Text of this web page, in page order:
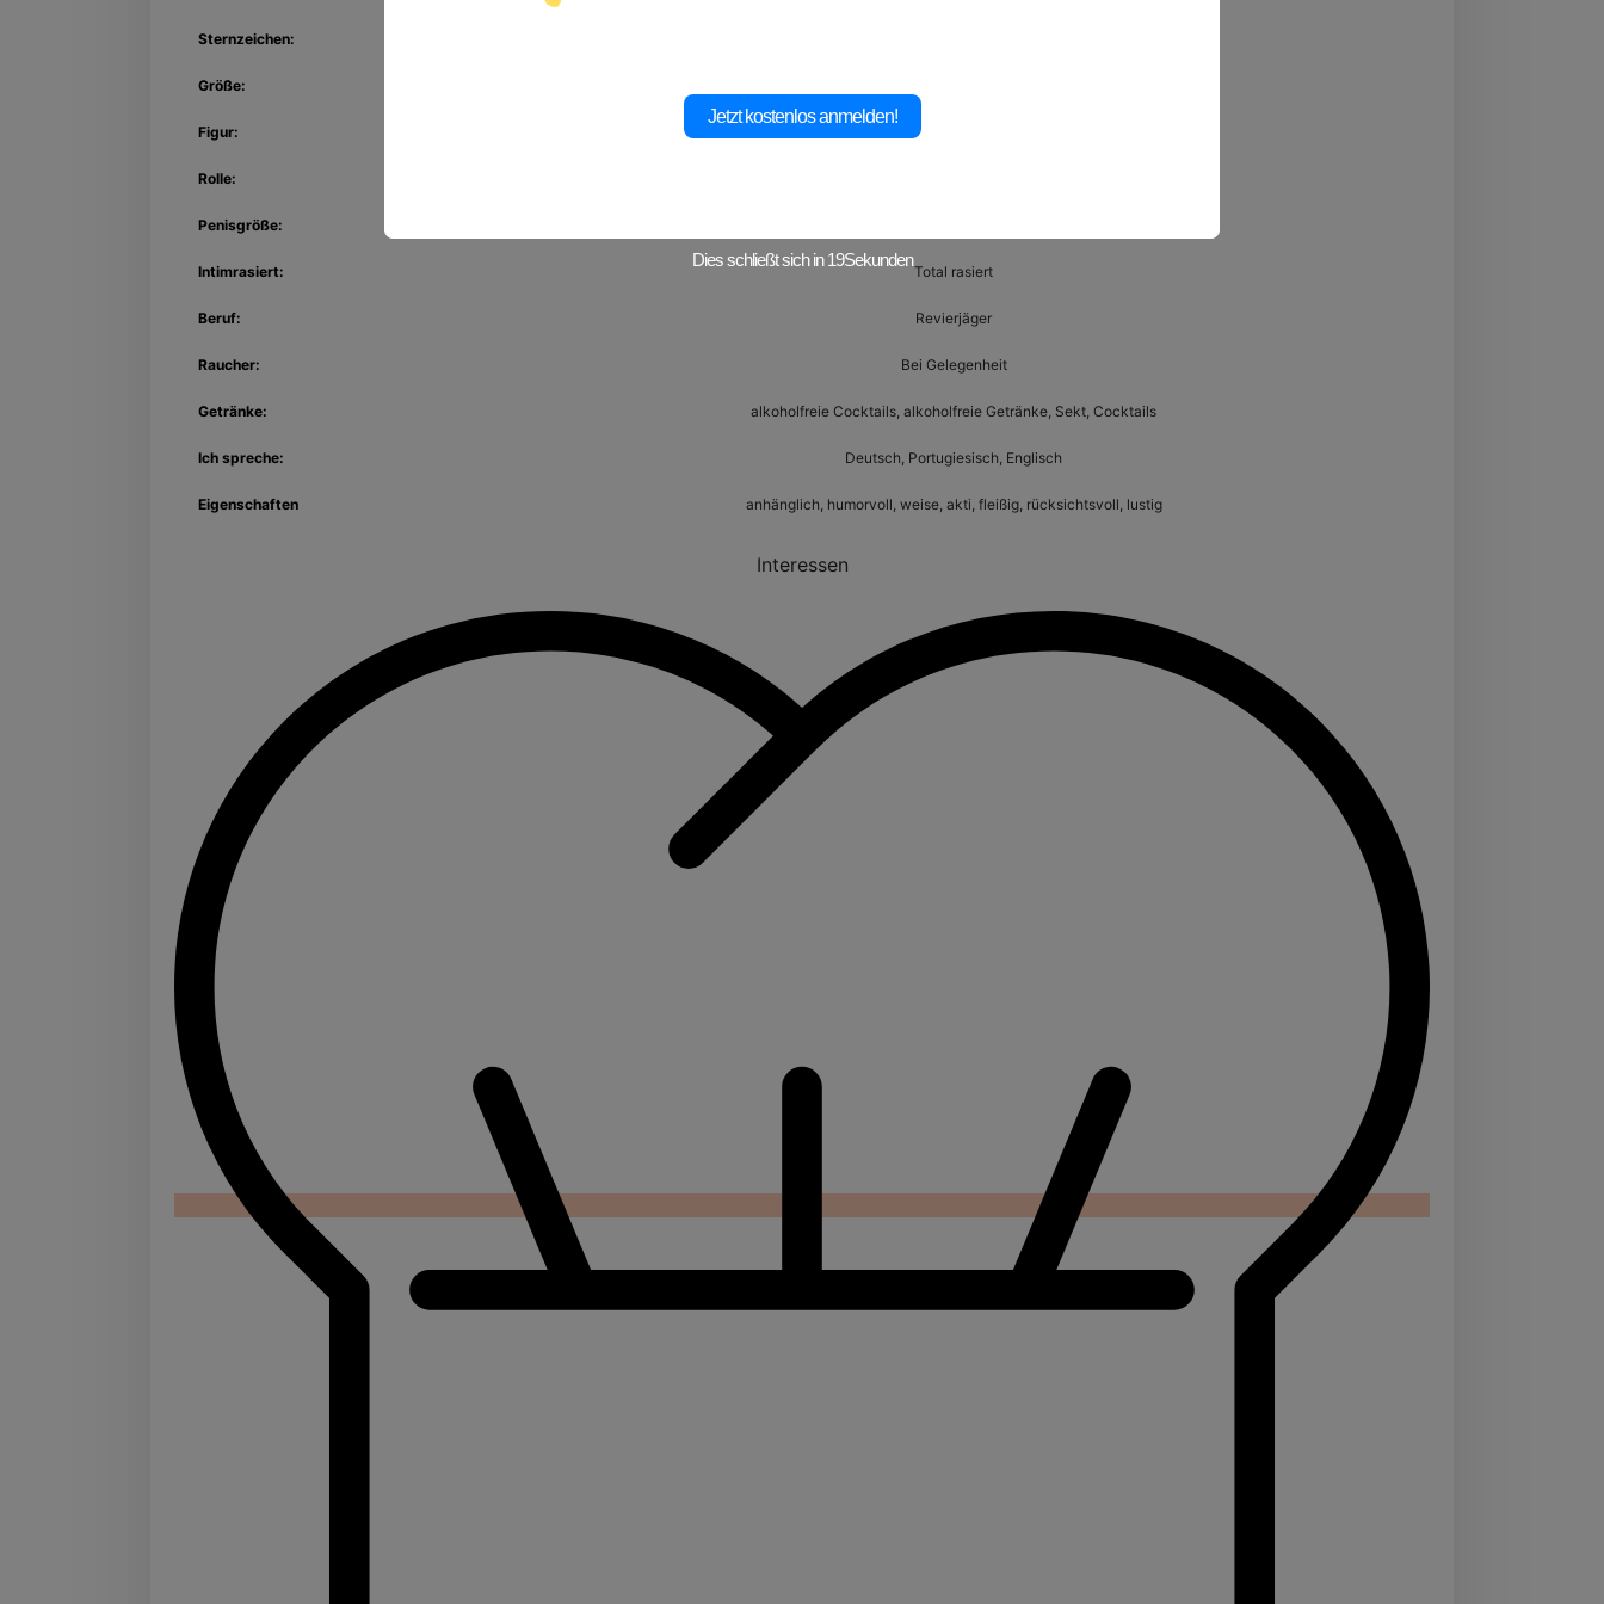
Sternzeichen:
Größe:
Figur: Normal gebaut
Rolle:
Penisgröße:
Intimrasiert: Total rasiert
Beruf: Revierjäger
Raucher: Bei Gelegenheit
Getränke: alkoholfreie Cocktails, alkoholfreie Getränke, Sekt, Cocktails
Ich spreche: Deutsch, Portugiesisch, Englisch
Eigenschaften anhänglich, humorvoll, weise, akti, fleißig, rücksichtsvoll, lustig
Interessen
Jetzt kostenlos anmelden!
Dies schließt sich in17Sekunden